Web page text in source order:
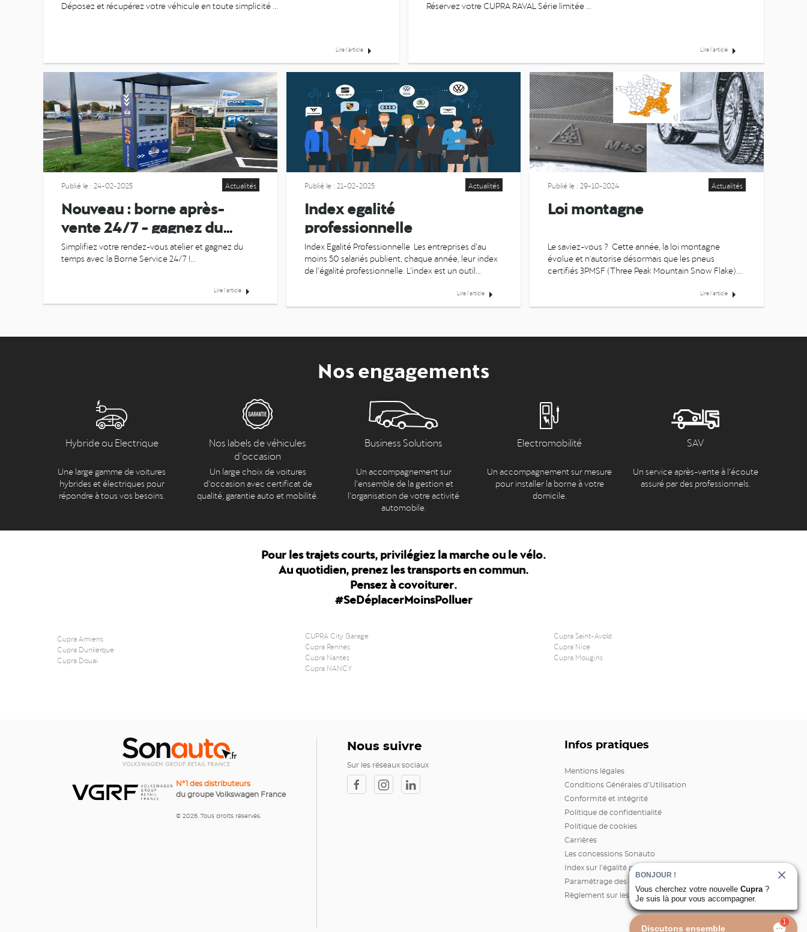
Lire l’article Lire l’article
Publié le : 24-02-2025 Actualités
Nouveau : borne après-
vente 24/7 - gagnez du
temps !
Simplifiez votre rendez-vous atelier et gagnez du
temps avec la Borne Service 24/7 !...
Lire l’article
Publié le : 21-02-2025 Actualités
Index egalité
professionnelle
Index Egalité Professionnelle Les entreprises d’au
moins 50 salariés publient, chaque année, leur index
de l’égalité professionnelle. L’index est un outil
Lire l’article
Publié le : 29-10-2024 Actualités
Loi montagne
Le saviez-vous ? Cette année, la loi montagne
évolue et n'autorise désormais que les pneus
certifiés 3PMSF (Three Peak Mountain Snow Flake).
pics avec un flocon de neige, doit être clairem...
Lire l’article
Nos engagements
Hybride ou Electrique
Une large gamme de voitures
hybrides et électriques pour
répondre à tous vos besoins.
Nos labels de véhicules
d'occasion
Un large choix de voitures
d’occasion avec certificat de
qualité, garantie auto et mobilité.
Business Solutions
Un accompagnement sur
l’ensemble de la gestion et
l’organisation de votre activité
automobile.
Electromobilité
Un accompagnement sur mesure
pour installer la borne à votre
domicile.
SAV
Un service après-vente à l’écoute
assuré par des professionnels.
Pour les trajets courts, privilégiez la marche ou le vélo.
Au quotidien, prenez les transports en commun.
Pensez à covoiturer.
#SeDéplacerMoinsPolluer
Cupra Amiens
Cupra Dunkerque
Cupra Douai
CUPRA City Garage
Cupra Rennes
Cupra Nantes
Cupra NANCY
Cupra Saint-Avold
Cupra Nice
Cupra Mougins
N°1 des distributeurs
du groupe Volkswagen France
© 2026. Tous droits réservés.
Nous suivre
Sur les réseaux sociaux
Infos pratiques
Mentions légales
Conditions Générales d’Utilisation
Conformité et intégrité
Politique de confidentialité
Politique de cookies
Carrières
Les concessions Sonauto
Index sur l’égalité professionnelle H/F
Paramétrage des cookies
Règlement sur les données
Discutons ensemble
1
BONJOUR !
Vous cherchez votre nouvelle Cupra?
Je suis là pour vous accompagner.